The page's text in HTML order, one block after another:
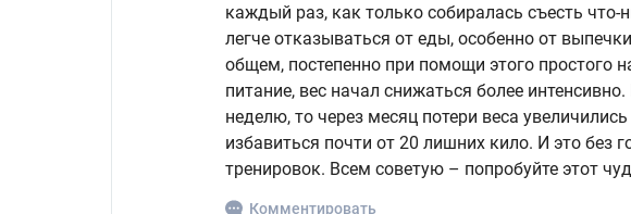
каждый раз, как только собиралась съесть
легче отказываться от еды, особенно от
общем, постепенно при помощи этого простого
питание, вес начал снижаться более
неделю, то через месяц потери веса
избавиться почти от 20 лишних кило. И это без
тренировок. Всем советую – попробуйте этот
Комментировать